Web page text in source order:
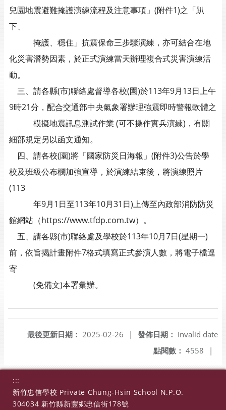
兒園地震避難掩護演練流程及注意事項」(附件1)之「趴
下、
掩護、穩住」抗震保命三步驟演練，亦可結合在地
化災害潛勢因素，於正式演練當天辦理複合式災害演練活
動。
三、請各縣(市)聯絡處督導各校(園)於113年9月13日上午
9時21分，配合交通部中央氣象署辦理強震即時警報軟體之
模擬地震訊息測試作業 (可不操作實兵演練)，有關
細部規定另以函文通知。
四、請各校(園)將「國家防災日海報」(附件3)公告於學
校及班級公布欄加強宣導，於演練結束後，將演練照片
(113
年9月1日至113年10月31日)上傳至內政部消防防災
館網站（https://www.tfdp.com.tw）。
五、請各縣(市)聯絡處及學校於113年10月7日(星期一)
前，依旨揭計畫附件7格式填寫正式參演人數，將電子檔逕
寄
(免備文)本署彙辦。
發佈日期： Invalid date
最後更新日期： 2025-02-26
|
點閱數： 4558 |
:::
新竹忠信學校 Private Chung-Hsin School N.P.O.
304034 新竹縣新豐鄉忠信街178號